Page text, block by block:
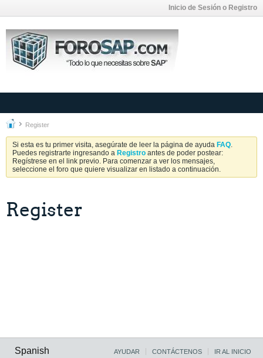
Inicio de Sesión o Registro
Register
Si esta es tu primer visita, asegúrate de leer la página de ayuda FAQ.
Puedes registrarte ingresando a Registro antes de poder postear:
Regístrese en el link previo. Para comenzar a ver los mensajes,
seleccione el foro que quiere visualizar en listado a continuación.
Register
Spanish AYUDAR CONTÁCTENOS IR AL INICIO